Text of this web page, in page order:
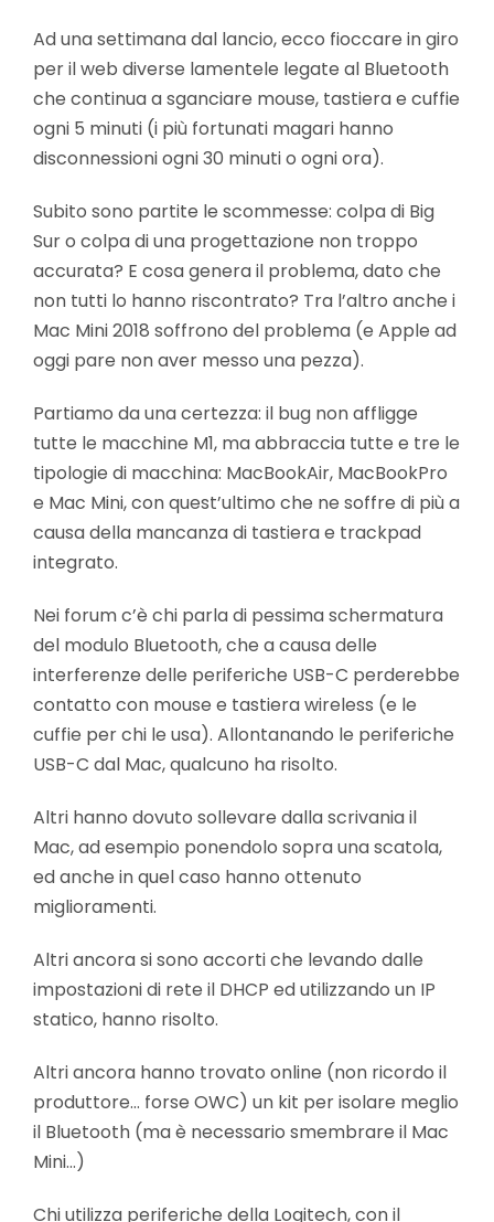
Ad una settimana dal lancio, ecco fioccare in giro
per il web diverse lamentele legate al Bluetooth
che continua a sganciare mouse, tastiera e cuffie
ogni 5 minuti (i più fortunati magari hanno
disconnessioni ogni 30 minuti o ogni ora).
Subito sono partite le scommesse: colpa di Big
Sur o colpa di una progettazione non troppo
accurata? E cosa genera il problema, dato che
non tutti lo hanno riscontrato? Tra l’altro anche i
Mac Mini 2018 soffrono del problema (e Apple ad
oggi pare non aver messo una pezza).
Partiamo da una certezza: il bug non affligge
tutte le macchine M1, ma abbraccia tutte e tre le
tipologie di macchina: MacBookAir, MacBookPro
e Mac Mini, con quest’ultimo che ne soffre di più a
causa della mancanza di tastiera e trackpad
integrato.
Nei forum c’è chi parla di pessima schermatura
del modulo Bluetooth, che a causa delle
interferenze delle periferiche USB-C perderebbe
contatto con mouse e tastiera wireless (e le
cuffie per chi le usa). Allontanando le periferiche
USB-C dal Mac, qualcuno ha risolto.
Altri hanno dovuto sollevare dalla scrivania il
Mac, ad esempio ponendolo sopra una scatola,
ed anche in quel caso hanno ottenuto
miglioramenti.
Altri ancora si sono accorti che levando dalle
impostazioni di rete il DHCP ed utilizzando un IP
statico, hanno risolto.
Altri ancora hanno trovato online (non ricordo il
produttore… forse OWC) un kit per isolare meglio
il Bluetooth (ma è necessario smembrare il Mac
Mini…)
Chi utilizza periferiche della Logitech, con il